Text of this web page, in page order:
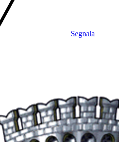
Segnala